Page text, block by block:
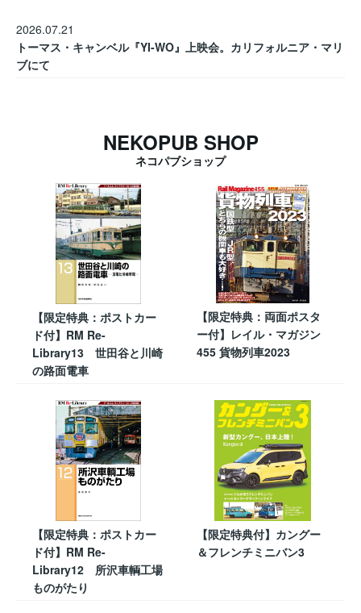
2026.07.21
トーマス・キャンベル『YI-WO』上映会。カリフォルニア・マリ
ブにて
NEKOPUB SHOP
ネコパブショップ
【限定特典：ポストカー
ド付】RM Re-
Library13 世田谷と川崎
の路面電車
【限定特典：両面ポスタ
ー付】レイル・マガジン
455 貨物列車2023
【限定特典：ポストカー
ド付】RM Re-
Library12 所沢車輌工場
ものがたり
【限定特典付】カングー
＆フレンチミニバン3